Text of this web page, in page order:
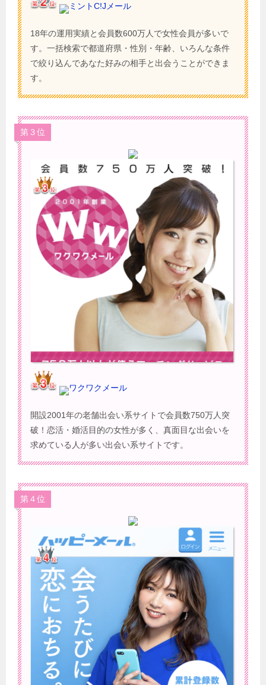
ミントC!Jメール
18年の運用実績と会員数600万人で女性会員が多いで
す。一括検索で都道府県・性別・年齢、いろんな条件
で絞り込んであなた好みの相手と出会うことができま
す。
第３位
ワクワクメール
開設2001年の老舗出会い系サイトで会員数750万人突
破！恋活・婚活目的の女性が多く、真面目な出会いを
求めている人が多い出会い系サイトです。
第４位